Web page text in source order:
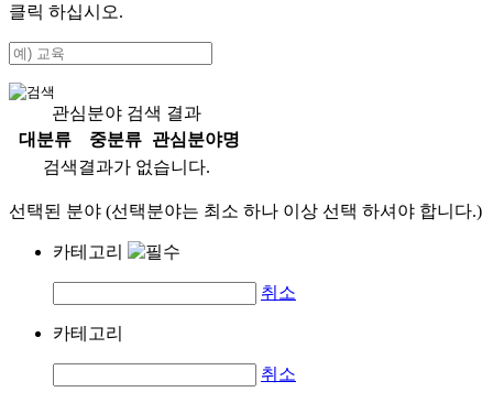
클릭 하십시오.
관심분야 검색 결과
대분류
중분류
관심분야명
검색결과가 없습니다.
선택된 분야 (선택분야는 최소 하나 이상 선택 하셔야 합니다.)
카테고리
취소
카테고리
취소